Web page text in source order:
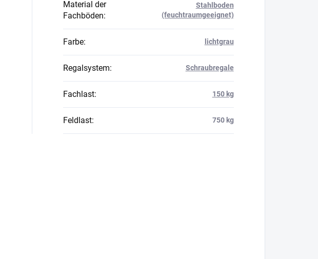
Material der
Fachböden:
Stahlboden
(feuchtraumgeeignet)
Farbe: lichtgrau
Regalsystem: Schraubregale
Fachlast: 150 kg
Feldlast: 750 kg